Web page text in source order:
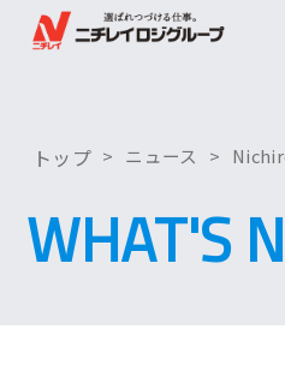
トップ ニュース
WHAT'S